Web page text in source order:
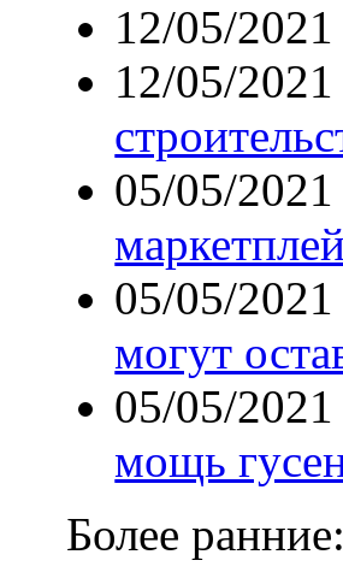
12/05/
12/05/
05/05/
05/05/
могут
05/05/
мощь
Более ранние: